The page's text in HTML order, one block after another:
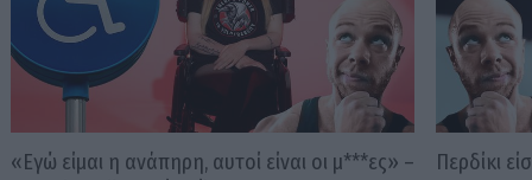
«Εγώ είμαι η ανάπηρη, αυτοί είναι οι μ***ες» –
Περδίκι